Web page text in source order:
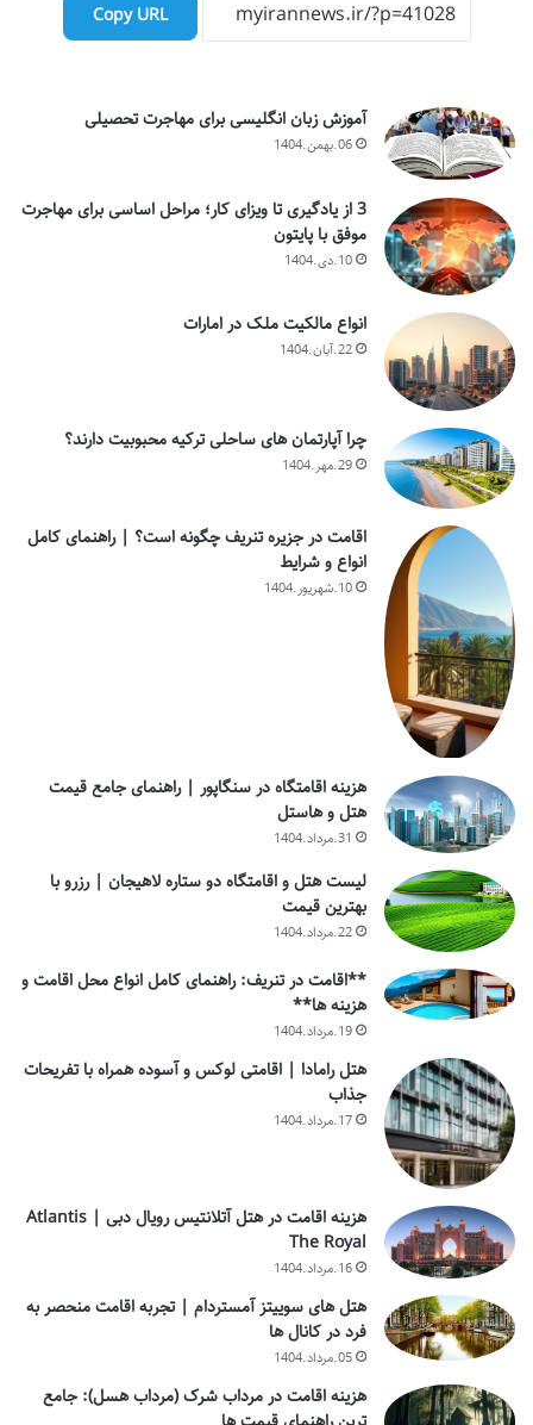
Copy URL
آموزش زبان انگلیسی برای مهاجرت تحصیلی
06.بهمن.1404
3 از یادگیری تا ویزای کار؛ مراحل اساسی برای مهاجرت
موفق با پایتون
10.دی.1404
انواع مالکیت ملک در امارات
22.آبان.1404
چرا آپارتمان های ساحلی ترکیه محبوبیت دارند؟
29.مهر.1404
اقامت در جزیره تنریف چگونه است؟ | راهنمای کامل
انواع و شرایط
10.شهریور.1404
هزینه اقامتگاه در سنگاپور | راهنمای جامع قیمت
هتل و هاستل
31.مرداد.1404
لیست هتل و اقامتگاه دو ستاره لاهیجان | رزرو با
بهترین قیمت
22.مرداد.1404
**اقامت در تنریف: راهنمای کامل انواع محل اقامت و
هزینه ها**
19.مرداد.1404
هتل رامادا | اقامتی لوکس و آسوده همراه با تفریحات
جذاب
17.مرداد.1404
هزینه اقامت در هتل آتلانتیس رویال دبی | Atlantis
The Royal
16.مرداد.1404
هتل های سوییتز آمستردام | تجربه اقامت منحصر به
فرد در کانال ها
05.مرداد.1404
هزینه اقامت در مرداب شرک (مرداب هسل): جامع